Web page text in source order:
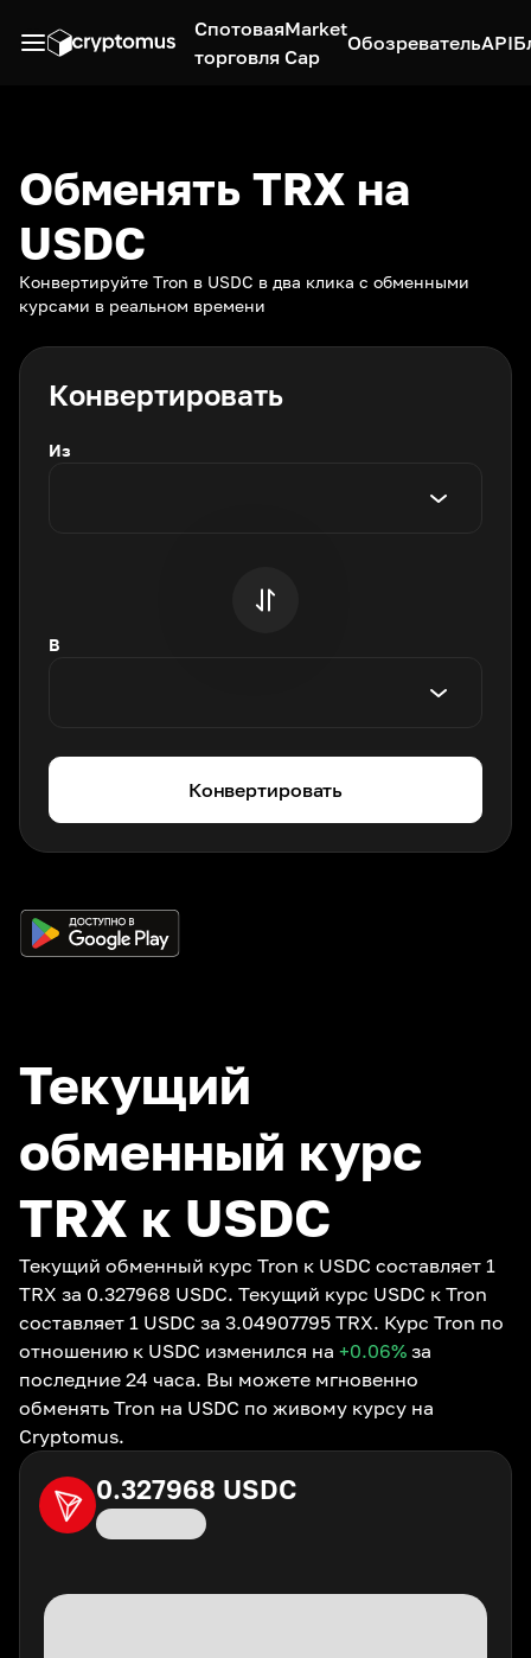
Спотовая
торговля
Market
Cap
ОбозревательAPI
Обменять TRX на
USDC
Конвертируйте Tron в USDC в два клика с обменными
курсами в реальном времени
Конвертировать
Из
В
Конвертировать
Текущий
обменный курс
TRX к USDC
Текущий обменный курс Tron к USDC составляет 1
TRX за 0.327968 USDC. Текущий курс USDC к Tron
составляет 1 USDC за 3.04907795 TRX. Курс Tron по
отношению к USDC изменился на +0.06% за
последние 24 часа. Вы можете мгновенно
обменять Tron на USDC по живому курсу на
Cryptomus.
0.327968 USDC